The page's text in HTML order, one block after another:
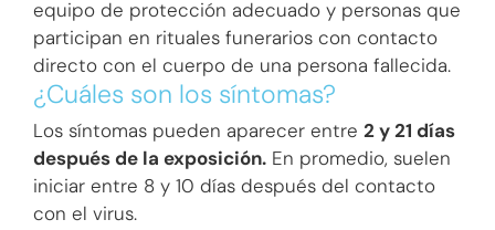
equipo de protección adecuado y personas que
participan en rituales funerarios con contacto
directo con el cuerpo de una persona fallecida.
¿Cuáles son los síntomas?
Los síntomas pueden aparecer entre 2 y 21 días
después de la exposición.En promedio, suelen
iniciar entre 8 y 10 días después del contacto
con el virus.